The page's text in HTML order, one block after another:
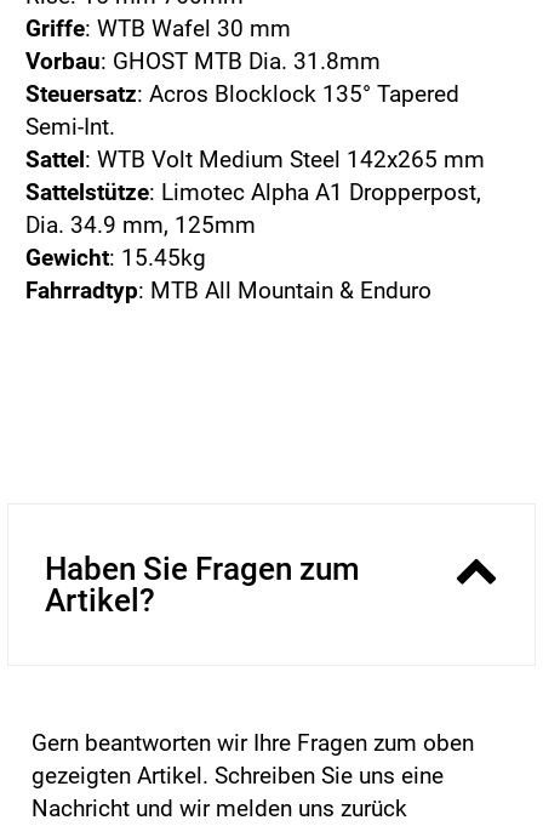
Griffe: WTB Wafel 30 mm
Vorbau: GHOST MTB Dia. 31.8mm
Steuersatz: Acros Blocklock 135° Tapered
Semi-Int.
Sattel: WTB Volt Medium Steel 142x265 mm
Sattelstütze: Limotec Alpha A1 Dropperpost,
Dia. 34.9 mm, 125mm
Gewicht: 15.45kg
Fahrradtyp: MTB All Mountain & Enduro
Haben Sie Fragen zum
Artikel?
Gern beantworten wir Ihre Fragen zum oben
gezeigten Artikel. Schreiben Sie uns eine
Nachricht und wir melden uns zurück